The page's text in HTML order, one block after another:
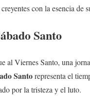
con la esencia de
Santo
al Viernes Santo, una
Santorepresenta el
por la tristeza y el luto.